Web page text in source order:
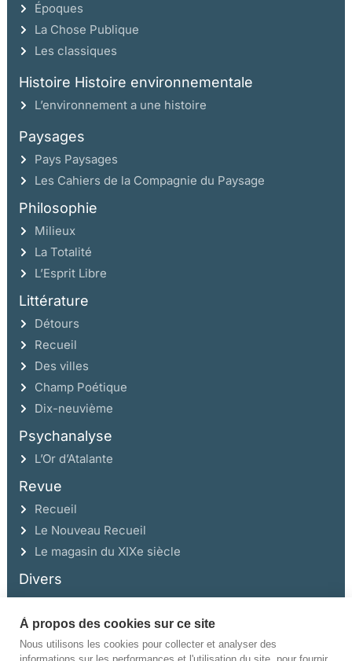
Époques
La Chose Publique
Les classiques
Histoire Histoire environnementale
L’environnement a une histoire
Paysages
Pays Paysages
Les Cahiers de la Compagnie du Paysage
Philosophie
Milieux
La Totalité
L’Esprit Libre
Littérature
Détours
Recueil
Des villes
Champ Poétique
Dix-neuvième
Psychanalyse
L’Or d’Atalante
Revue
Recueil
Le Nouveau Recueil
Le magasin du XIXe siècle
Divers
Ce site a été réalisé avec l’aide de la Région Auvergne Rhône-Alpes et de la
Drac Rhône-Alpes.
À propos des cookies sur ce site
Nous utilisons les cookies pour collecter et analyser des